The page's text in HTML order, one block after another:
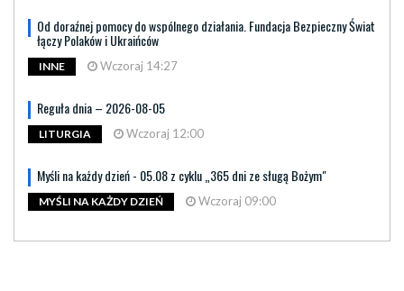
Od doraźnej pomocy do wspólnego działania. Fundacja Bezpieczny Świat
łączy Polaków i Ukraińców
INNE Wczoraj 14:27
Reguła dnia – 2026-08-05
LITURGIA Wczoraj 12:00
Myśli na każdy dzień - 05.08 z cyklu „365 dni ze sługą Bożym"
MYŚLI NA KAŻDY DZIEŃ Wczoraj 09:00